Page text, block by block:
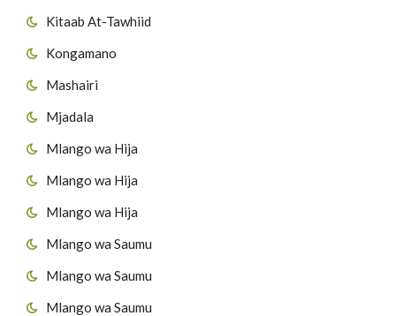
Kitaab At-Tawhiid
Kongamano
Mashairi
Mjadala
Mlango wa Hija
Mlango wa Hija
Mlango wa Hija
Mlango wa Saumu
Mlango wa Saumu
Mlango wa Saumu